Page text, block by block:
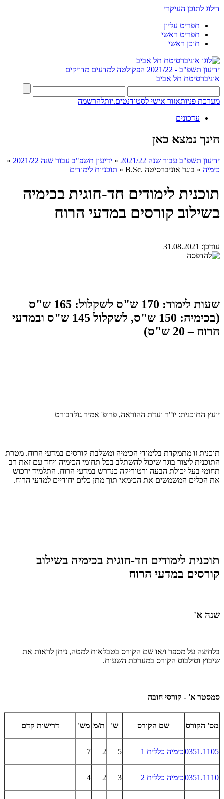
דילוג לתוכן העיקרי
תפריט עליון
תפריט ראשי
תוכן ראשי
ידיעון תשפ"ב - 2021/22
הפקולטה למדעים מדויקים
אוניברסיטת תל אביב
מערכת פניותאזור אישי לסטודנטים.יותלהרשמה
עדכונים
הינך נמצא כאן
ידיעון תשפ"ב עבור שנה 2021/22 » ידיעון תשפ"ב עבור שנה 2021/22
»
כימיה » בוגר אוניברסיטה .B.Sc » תוכניות לימודים
תוכנית לימודים חד-חוגית בכימיה
בשילוב קורסים במדעי הרוח
עודכן: 31.08.2021
שעות לימוד: 170 ש"ס לשקלול: 165 ש"ס
(בכימיה: 150 ש"ס, לשקלול 145 ש"ס ובמדעי
הרוח – 20 ש"ס)
יועץ התוכנית: יו"ר ועדת ההוראה, פרופ' אמיר גולדבורט
תוכנית זו מתמקדת בלימודי הכימיה ומשלבת קורסים במדעי הרוח. מטרת
התוכנית ליצור בוגר שיכול להשתלב בכל תחומי הכימיה ויחד עם זאת רב
תחומי בעל יכולת הבעה ורטוריקה כנדרש במדעי הרוח. התלמיד ירכוש
את הכלים המשמשים את הכימאי תוך מתן כלים יחודיים למדעי הרוח.
תוכנית לימודים חד-חוגית בכימיה בשילוב
קורסים במדעי הרוח
שנה א'
בלחיצה על מספר ו/או שם הקורס בטבלאות למטה, ניתן לראות את
שיבוץ וסילבוס הקורס במערכת השעות.
סמסטר א' - קורסי חובה
מס' הקורס שם הקורס ש' ת/מ מש' דרישות קדם
0351.1105כימיה כללית 1 5
2
7
0351.1110כימיה כללית 2 3
2
4